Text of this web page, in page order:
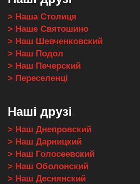
> Наша Столиця
> Наше Святошино
> Наш Шевченковский
> Наш Подол
> Наш Печерский
> Переселенці
Наші друзі
> Наш Днепровский
> Наш Дарницкий
> Наш Голосеевский
> Наш Оболонский
> Наш Деснянский